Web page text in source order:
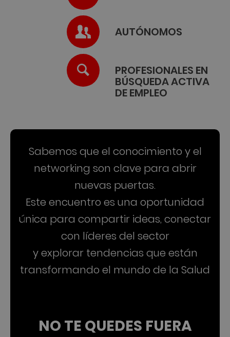
AUTÓNOMOS
PROFESIONALES EN
BÚSQUEDA ACTIVA
DE EMPLEO
Sabemos que el conocimiento y el
networking son clave para abrir
nuevas puertas.
Este encuentro es una oportunidad
única para compartir ideas, conectar
con líderes del sector
y explorar tendencias que están
transformando el mundo de la Salud
NO TE QUEDES FUERA